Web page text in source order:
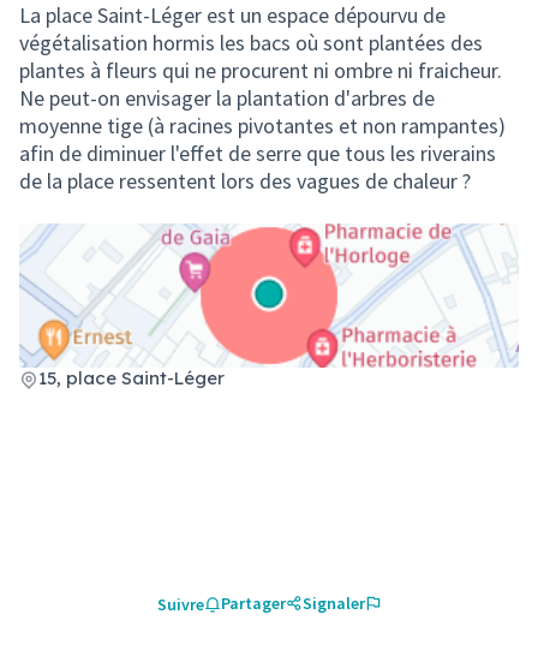
La place Saint-Léger est un espace dépourvu de
végétalisation hormis les bacs où sont plantées des
plantes à fleurs qui ne procurent ni ombre ni fraicheur.
Ne peut-on envisager la plantation d'arbres de
moyenne tige (à racines pivotantes et non rampantes)
afin de diminuer l'effet de serre que tous les riverains
de la place ressentent lors des vagues de chaleur ?
15, place Saint-Léger
(Lien externe)
Suivre Partager Signaler